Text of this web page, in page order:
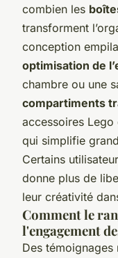
combien les
transforment
conception
optimisation de
chambre ou une
compartiments
accessoires
qui simplifie
Certains
donne plus de
leur créativité
Comment le
l'engagement
Des